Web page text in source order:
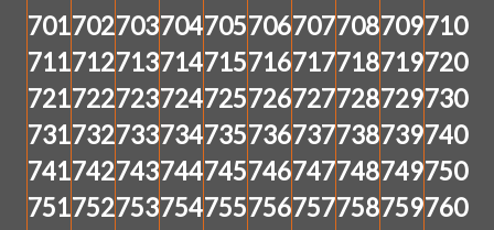
701702703704705706707708709710
711712713714715716717718719720
721722723724725726727728729730
731732733734735736737738739740
741742743744745746747748749750
751752753754755756757758759760